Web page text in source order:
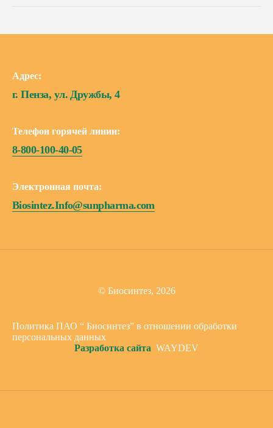
Адрес:
г. Пенза, ул. Дружбы, 4
Телефон горячей линии:
8-800-100-40-05
Электронная почта:
Biosintez.Info@sunpharma.com
© Биосинтез, 2026
Политика ПАО “ Биосинтез” в отношении обработки
персональных данных
Разработка сайта WAYDEV